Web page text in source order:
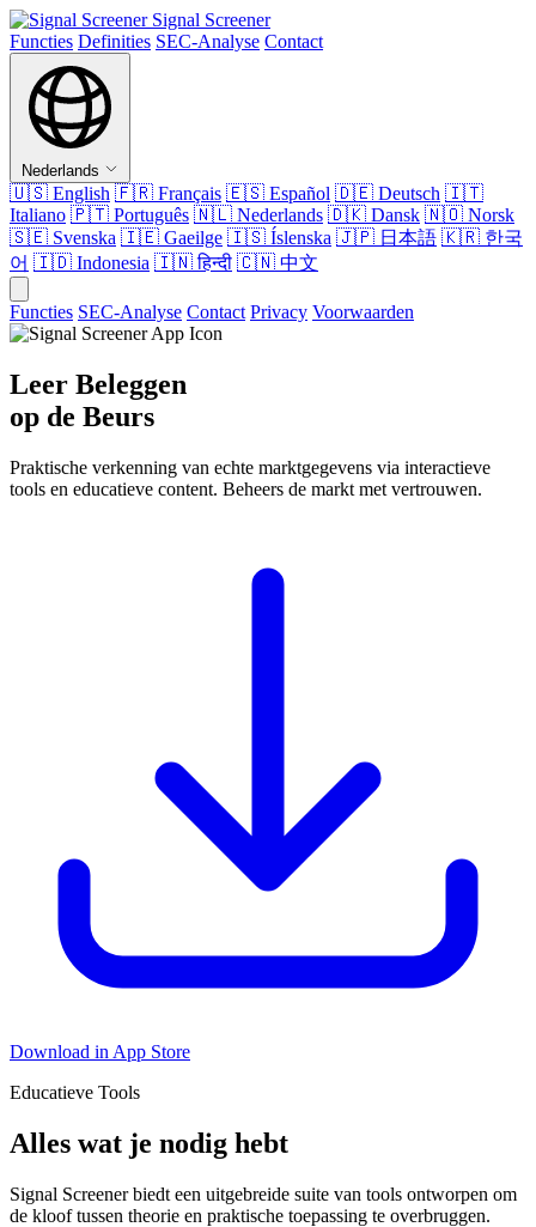
Signal Screener
Functies Definities SEC-Analyse Contact
Nederlands
🇺🇸 English 🇫🇷 Français 🇪🇸 Español 🇩🇪 Deutsch 🇮🇹
Italiano 🇵🇹 Português 🇳🇱 Nederlands 🇩🇰 Dansk 🇳🇴 Norsk
🇸🇪 Svenska 🇮🇪 Gaeilge 🇮🇸 Íslenska 🇯🇵 日本語 🇰🇷 한국
어 🇮🇩 Indonesia 🇮🇳हिन्दी 🇨🇳 中文
Functies SEC-Analyse Contact Privacy Voorwaarden
Leer Beleggen
op de Beurs
Praktische verkenning van echte marktgegevens via interactieve
tools en educatieve content. Beheers de markt met vertrouwen.
Download in App Store
Educatieve Tools
Alles wat je nodig hebt
Signal Screener biedt een uitgebreide suite van tools ontworpen om
de kloof tussen theorie en praktische toepassing te overbruggen.